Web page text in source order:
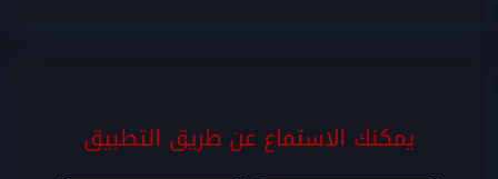
يمكنك الاستماع عن طريق التطبيق